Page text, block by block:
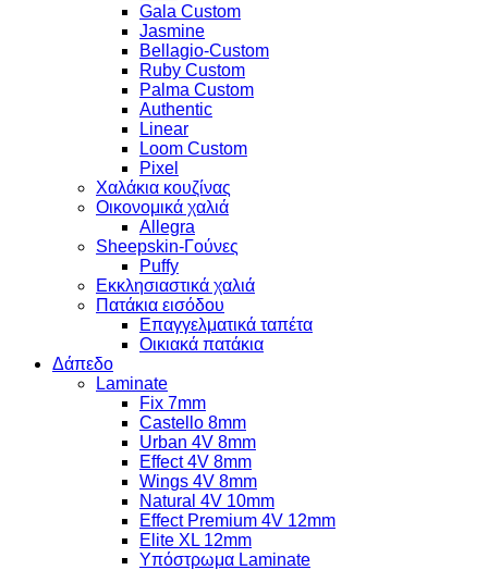
Gala Custom
Jasmine
Bellagio-Custom
Ruby Custom
Palma Custom
Authentic
Linear
Loom Custom
Pixel
Χαλάκια κουζίνας
Οικονομικά χαλιά
Allegra
Sheepskin-Γούνες
Puffy
Εκκλησιαστικά χαλιά
Πατάκια εισόδου
Επαγγελματικά ταπέτα
Οικιακά πατάκια
Δάπεδο
Laminate
Fix 7mm
Castello 8mm
Urban 4V 8mm
Effect 4V 8mm
Wings 4V 8mm
Natural 4V 10mm
Effect Premium 4V 12mm
Elite XL 12mm
Υπόστρωμα Laminate